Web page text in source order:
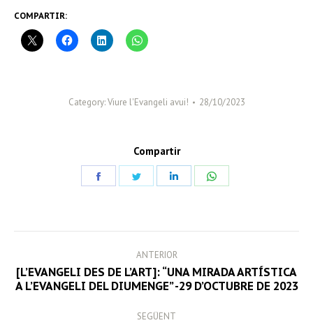
COMPARTIR:
Category:Viure l'Evangeli avui! 28/10/2023
Compartir
NAVIGATION
ANTERIOR
Previous
[L’EVANGELI DES DE L’ART]: “UNA MIRADA ARTÍSTICA
A L’EVANGELI DEL DIUMENGE” -29 D’OCTUBRE DE 2023
SEGÜENT